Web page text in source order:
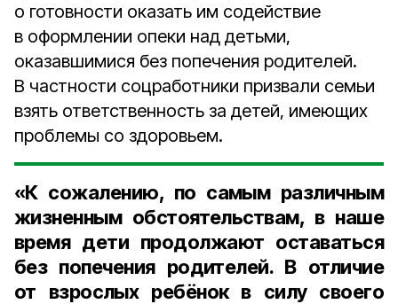
о готовности оказать им содействие
в оформлении опеки над детьми,
оказавшимися без попечения родителей.
В частности соцработники призвали семьи
взять ответственность за детей, имеющих
проблемы со здоровьем.
«К сожалению, по самым различным
жизненным обстоятельствам, в наше
время дети продолжают оставаться
без попечения родителей. В отличие
от взрослых ребёнок в силу своего